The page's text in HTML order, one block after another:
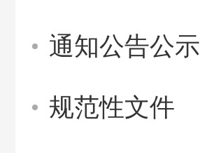
通知公告公示
规范性文件